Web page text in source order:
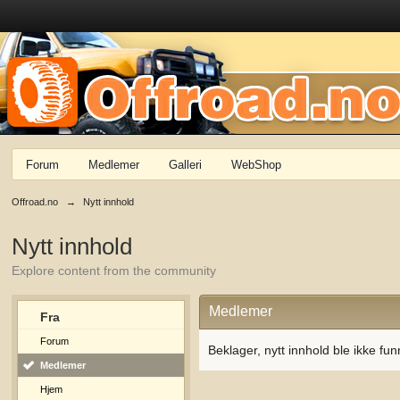
Forum Medlemer Galleri WebShop
Offroad.no → Nytt innhold
Nytt innhold
Explore content from the community
Fra
Forum
Medlemer
Hjem
Medlemer
Beklager, nytt innhold ble ikke